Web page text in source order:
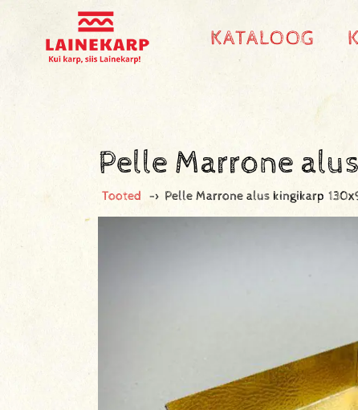
KATALOOG
Pelle Marrone
Tooted -> Pelle Marrone alus kingikarp